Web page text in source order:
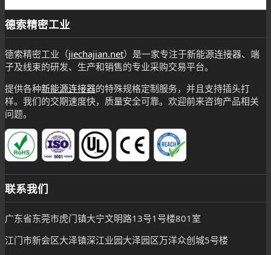
德索精密工业
德索精密工业（jiechajian.net）是一家专注于新能源连接器、端
子及线束的研发、生产和销售的专业采购交易平台。
提供各种新能源连接器的特殊规格定制服务，并且支持插头打
样。我们的交期速度快，质量安全可靠。欢迎前来咨询产品相关
问题。
联系我们
广东省东莞市虎门镇大宁文明路13号1号楼801室
江门市新会区大泽镇深江业园大泽园区万洋众创城5号楼